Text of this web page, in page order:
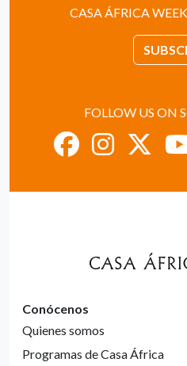
CASA ÁFRICA
FOLLOW US ON
Conócenos
Quienes somos
Programas de Casa África